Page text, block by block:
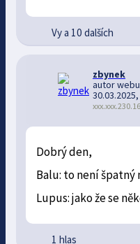
Vy a 10 dalších
zbynek
autor webu
Dobrý den,
Balu: to není špatný
Lupus: jako že se
1 hlas